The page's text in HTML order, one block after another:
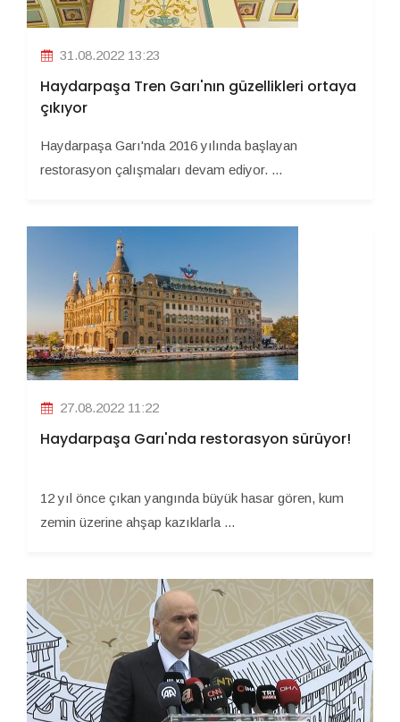
31.08.2022 13:23
Haydarpaşa Tren Garı'nın güzellikleri ortaya
çıkıyor
Haydarpaşa Garı'nda 2016 yılında başlayan
restorasyon çalışmaları devam ediyor. ...
27.08.2022 11:22
Haydarpaşa Garı'nda restorasyon sürüyor!
12 yıl önce çıkan yangında büyük hasar gören, kum
zemin üzerine ahşap kazıklarla ...